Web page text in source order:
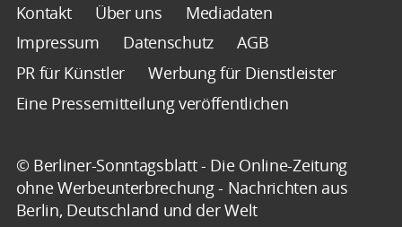
Kontakt Über uns
Mediadaten
Impressum
Datenschutz
AGB
PR für Künstler
Werbung für Dienstleister
Eine Pressemitteilung veröffentlichen
© Berliner-Sonntagsblatt - Die Online-Zeitung
ohne Werbeunterbrechung - Nachrichten aus
Berlin, Deutschland und der Welt